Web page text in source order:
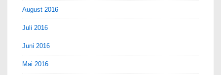
August 2016
Juli 2016
Juni 2016
Mai 2016